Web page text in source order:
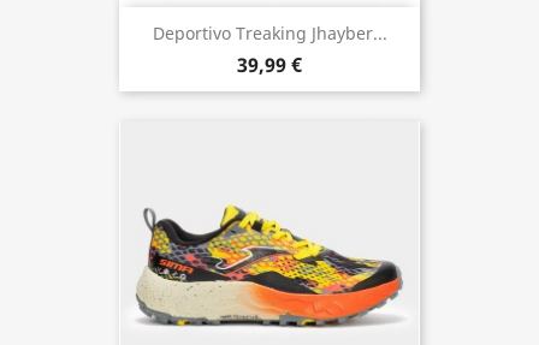
Deportivo Treaking Jhayber...
39,99 €